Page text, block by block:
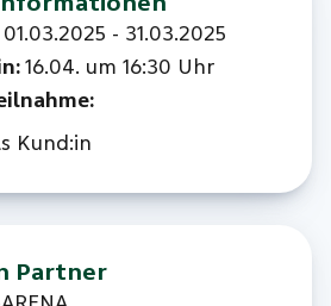
- 31.03.2025
16.04. um 16:30 Uhr
Kund:in
Partner